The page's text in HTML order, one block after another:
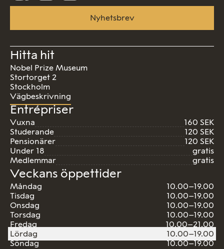
på
på
InstagramLinkedin
Nyhetsbrev
Hitta hit
Nobel Prize Museum
Stortorget 2
Stockholm
Vägbeskrivning
Entrépriser
Vuxna
160 SEK
Studerande
120 SEK
Pensionärer
120 SEK
Under 18
gratis
Medlemmar
gratis
Veckans öppettider
Måndag
10.00–19.00
Tisdag
10.00–19.00
Onsdag
10.00–19.00
Torsdag
10.00–19.00
Fredag
10.00–21.00
Lördag
10.00–19.00
Söndag
10.00–19.00